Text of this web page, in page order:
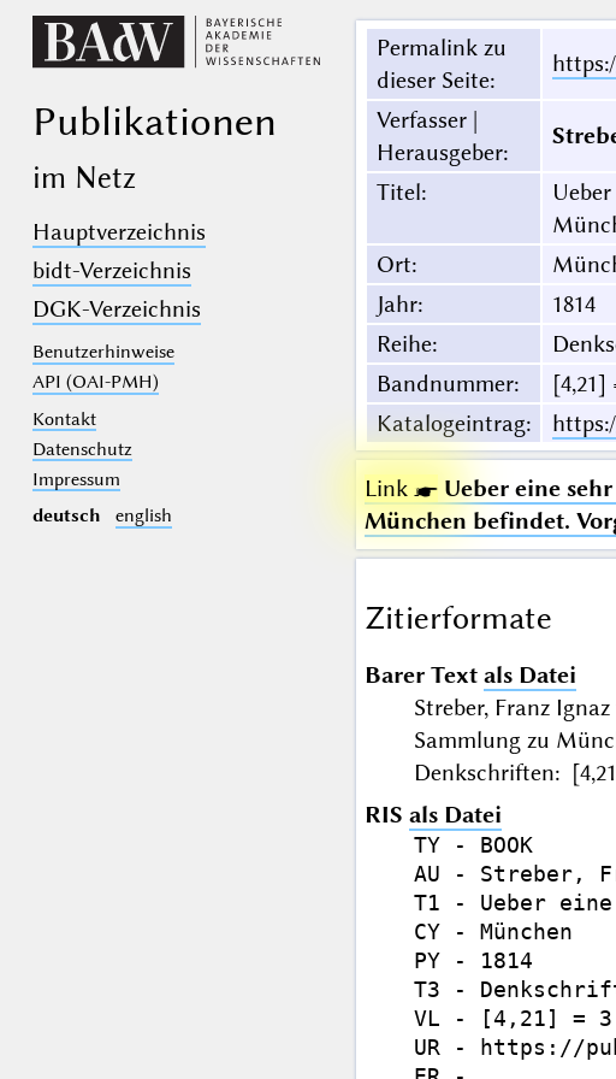
Publikationen
im Netz
Hauptverzeichnis
bidt-Verzeichnis
DGK-Verzeichnis
Benutzerhinweise
API (OAI-PMH)
Kontakt
Datenschutz
Impressum
deutsch
english
Permalink zu
dieser Seite:
Verfasser |
Herausgeber:
Titel:
Ort:
Jahr:
1814
Reihe:
Bandnummer:
[4,21]
Katalogeintrag:
Link ☛ Ueber eine
München befindet.
Zitierformate
Barer Text als Datei
Streber, Franz
Sammlung zu
Denkschriften:
RIS als Datei
TY - BOOK
AU - Streber,
T1 - Ueber
CY - München
PY - 1814
T3 -
VL - [4,21] = 3
UR - https://